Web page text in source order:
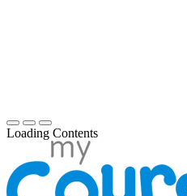
Loading Contents